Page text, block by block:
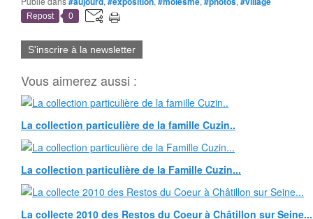
Repost 0
S'inscrire à la newsletter
Vous aimerez aussi :
La collection particulière de la famille Cuzin..
La collection particulière de la Famille Cuzin...
La collecte 2010 des Restos du Coeur à Châtillon sur Seine...